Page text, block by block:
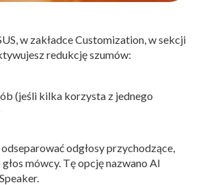
w zakładce Customization, w sekcji
redukcję szumów:
(jeśli kilka korzysta z jednego
odgłosy przychodzące,
mówcy. Tę opcję nazwano AI